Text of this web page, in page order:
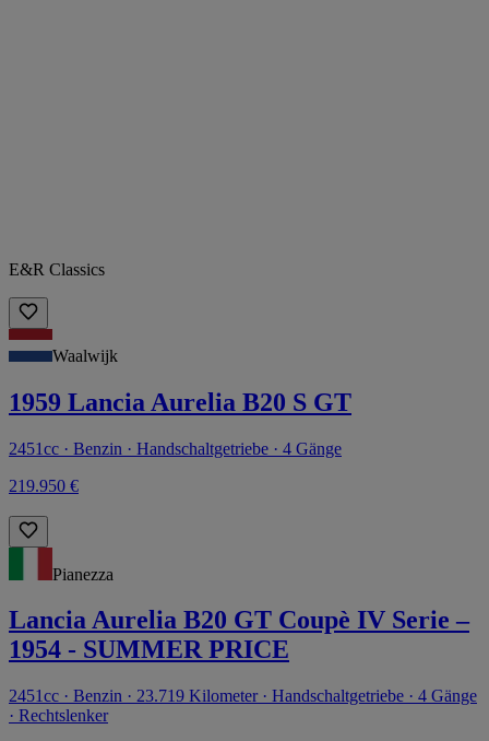
E&R Classics
Waalwijk
1959 Lancia Aurelia B20 S GT
2451cc · Benzin · Handschaltgetriebe · 4 Gänge
219.950 €
Pianezza
Lancia Aurelia B20 GT Coupè IV Serie –
1954 - SUMMER PRICE
2451cc · Benzin · 23.719 Kilometer · Handschaltgetriebe · 4 Gänge
· Rechtslenker